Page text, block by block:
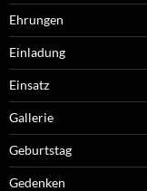
Ehrungen
Einladung
Einsatz
Gallerie
Geburtstag
Gedenken